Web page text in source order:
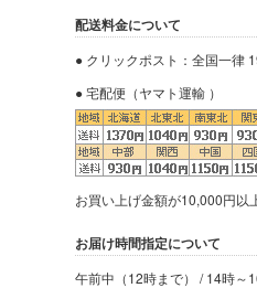
配送料金について
● クリックポスト：全国一律
● 宅配便（ヤマト運輸 ）
お買い上げ金額が10,000円以
お届け時間指定について
午前中（12時まで） / 14時～